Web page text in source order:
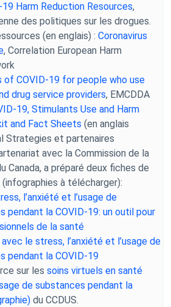
19 Harm Reduction Resources,
des politiques sur les drogues.
(en englais) : Coronavirus
, Correlation European Harm
of COVID-19 for people who use
drug service providers, EMCDDA
19, Stimulants Use and Harm
and Fact Sheets (en anglais
Strategies et partenaires
avec la Commission de la
Canada, a préparé deux fiches de
à télécharger):
l’anxiété et l’usage de
pendant la COVID-19: un outil pour
de la santé
le stress, l’anxiété et l’usage de
pendant la COVID-19
sur les soins virtuels en santé
de substances pendant la
du CCDUS.